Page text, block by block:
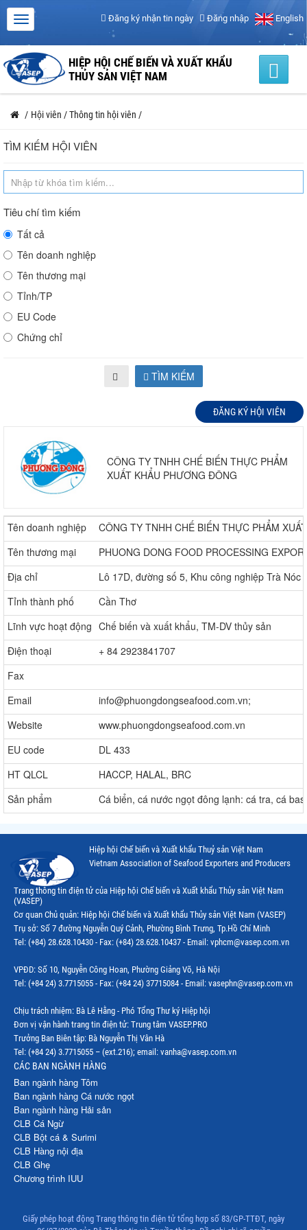
Đăng ký nhận tin ngày Đăng nhập English
HIỆP HỘI CHẾ BIẾN VÀ XUẤT KHẨU
THỦY SẢN VIỆT NAM
/ Hội viên /Thông tin hội viên /
TÌM KIẾM HỘI VIÊN
Tiêu chí tìm kiếm
Tất cả
Tên doanh nghiệp
Tên thương mại
Tỉnh/TP
EU Code
Chứng chỉ
TÌM KIẾM
ĐĂNG KÝ HỘI VIÊN
CÔNG TY TNHH CHẾ BIẾN THỰC PHẨM
XUẤT KHẨU PHƯƠNG ĐÔNG
Tên doanh nghiệp
CÔNG TY TNHH CHẾ BIẾN THỰC PHẨM
Tên thương mại
PHUONG DONG FOOD PROCESSING
Địa chỉ
Lô 17D, đường số 5, Khu công nghiệp Trà
Tỉnh thành phố
Cần Thơ
Lĩnh vực hoạt động Chế biến và xuất khẩu, TM-DV thủy sản
Điện thoại
+ 84 2923841707
Fax
Email
info@phuongdongseafood.com.vn;
Website
www.phuongdongseafood.com.vn
EU code
DL 433
HT QLCL
HACCP, HALAL, BRC
Sản phẩm
Cá biển, cá nước ngọt đông lạnh: cá tra, cá
Hiệp hội Chế biến và Xuất khẩu Thuỷ sản Việt Nam
Vietnam Association of Seafood Exporters and Producers
Trang thông tin điện tử của Hiệp hội Chế biến và Xuất khẩu Thủy sản Việt Nam
(VASEP)
Cơ quan Chủ quản: Hiệp hội Chế biến và Xuất khẩu Thủy sản Việt Nam (VASEP)
Trụ sở: Số 7 đường Nguyễn Quý Cảnh, Phường Bình Trưng, Tp.Hồ Chí Minh
Tel: (+84) 28.628.10430 - Fax: (+84) 28.628.10437 - Email: vphcm@vasep.com.vn
VPĐD: Số 10, Nguyễn Công Hoan, Phường Giảng Võ, Hà Nội
Tel: (+84 24) 3.7715055 - Fax: (+84 24) 37715084 - Email: vasephn@vasep.com.vn
Chịu trách nhiệm: Bà Lê Hằng - Phó Tổng Thư ký Hiệp hội
Đơn vị vận hành trang tin điện tử: Trung tâm VASEP.PRO
Trưởng Ban Biên tập: Bà Nguyễn Thị Vân Hà
Tel: (+84 24) 3.7715055 – (ext.216); email: vanha@vasep.com.vn
CÁC BAN NGÀNH HÀNG
Ban ngành hàng Tôm
Ban ngành hàng Cá nước ngọt
Ban ngành hàng Hải sản
CLB Cá Ngừ
CLB Bột cá & Surimi
CLB Hàng nội địa
CLB Ghẹ
Chương trình IUU
Giấy phép hoạt động Trang thông tin điện tử tổng hợp số 83/GP-TTĐT, ngày